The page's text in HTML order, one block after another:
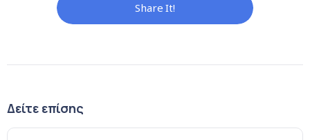
Share It!
Δείτε επίσης